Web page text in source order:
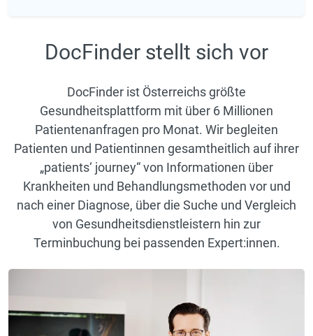
DocFinder stellt sich vor
DocFinder ist Österreichs größte
Gesundheitsplattform mit über 6 Millionen
Patientenanfragen pro Monat. Wir begleiten
Patienten und Patientinnen gesamtheitlich auf ihrer
„patients‘ journey“ von Informationen über
Krankheiten und Behandlungsmethoden vor und
nach einer Diagnose, über die Suche und Vergleich
von Gesundheitsdienstleistern hin zur
Terminbuchung bei passenden Expert:innen.